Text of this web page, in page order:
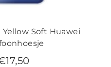
Soft Huawei
17,50